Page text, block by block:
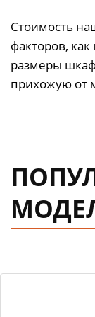
Стоимость
факторов,
размеры
прихожую от